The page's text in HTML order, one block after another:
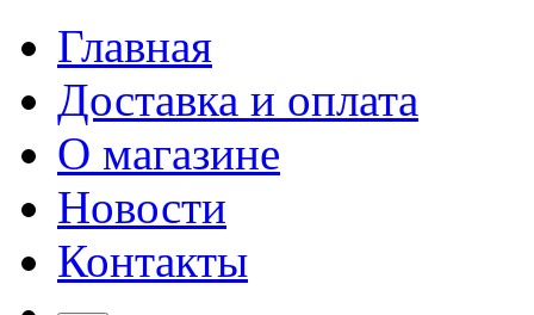
Главная
Доставка и оплата
О магазине
Новости
Контакты